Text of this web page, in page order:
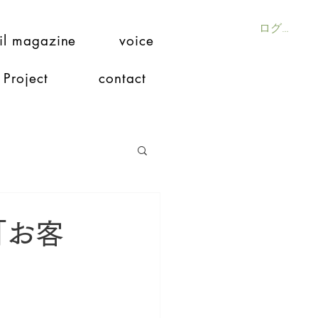
ログイン
magazine voice
Project contact
お客